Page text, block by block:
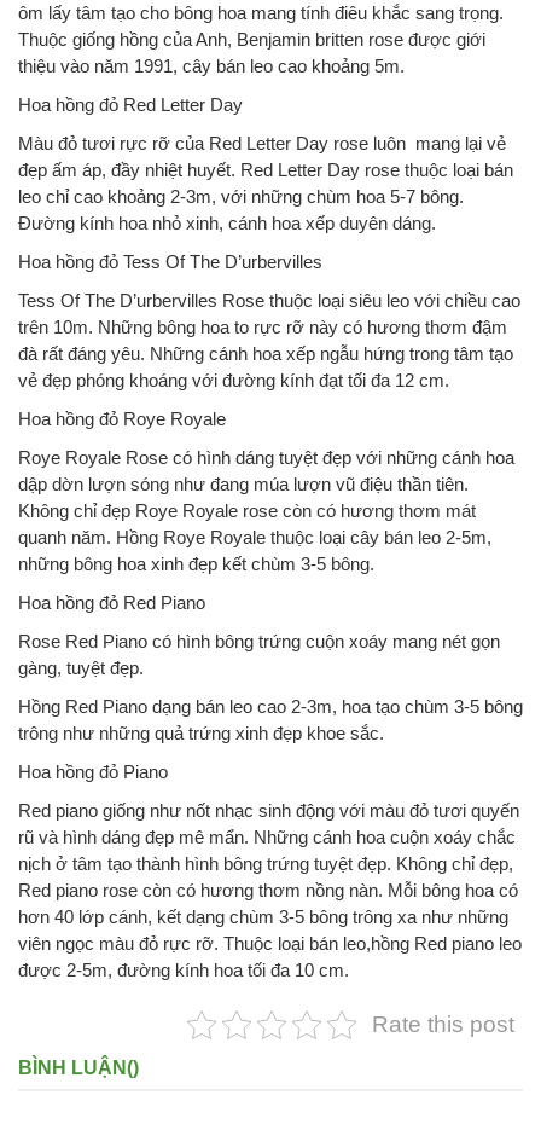
ôm lấy tâm tạo cho bông hoa mang tính điêu khắc sang trọng.
Thuộc giống hồng của Anh, Benjamin britten rose được giới
thiệu vào năm 1991, cây bán leo cao khoảng 5m.
Hoa hồng đỏ Red Letter Day
Màu đỏ tươi rực rỡ của Red Letter Day rose luôn mang lại vẻ
đẹp ấm áp, đầy nhiệt huyết. Red Letter Day rose thuộc loại bán
leo chỉ cao khoảng 2-3m, với những chùm hoa 5-7 bông.
Đường kính hoa nhỏ xinh, cánh hoa xếp duyên dáng.
Hoa hồng đỏ Tess Of The D’urbervilles
Tess Of The D’urbervilles Rose thuộc loại siêu leo với chiều cao
trên 10m. Những bông hoa to rực rỡ này có hương thơm đậm
đà rất đáng yêu. Những cánh hoa xếp ngẫu hứng trong tâm tạo
vẻ đẹp phóng khoáng với đường kính đạt tối đa 12 cm.
Hoa hồng đỏ Roye Royale
Roye Royale Rose có hình dáng tuyệt đẹp với những cánh hoa
dập dờn lượn sóng như đang múa lượn vũ điệu thần tiên.
Không chỉ đẹp Roye Royale rose còn có hương thơm mát
quanh năm. Hồng Roye Royale thuộc loại cây bán leo 2-5m,
những bông hoa xinh đẹp kết chùm 3-5 bông.
Hoa hồng đỏ Red Piano
Rose Red Piano có hình bông trứng cuộn xoáy mang nét gọn
gàng, tuyệt đẹp.
Hồng Red Piano dạng bán leo cao 2-3m, hoa tạo chùm 3-5 bông
trông như những quả trứng xinh đẹp khoe sắc.
Hoa hồng đỏ Piano
Red piano giống như nốt nhạc sinh động với màu đỏ tươi quyến
rũ và hình dáng đẹp mê mẩn. Những cánh hoa cuộn xoáy chắc
nịch ở tâm tạo thành hình bông trứng tuyệt đẹp. Không chỉ đẹp,
Red piano rose còn có hương thơm nồng nàn. Mỗi bông hoa có
hơn 40 lớp cánh, kết dạng chùm 3-5 bông trông xa như những
viên ngọc màu đỏ rực rỡ. Thuộc loại bán leo,hồng Red piano leo
được 2-5m, đường kính hoa tối đa 10 cm.
Rate this post
BÌNH LUẬN()